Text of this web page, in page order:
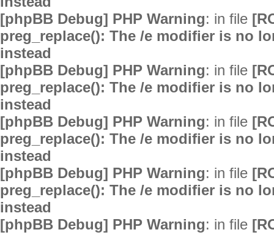
[phpBB Debug] PHP Warning: in file
preg_replace(): The /e modifier is no
instead
[phpBB Debug] PHP Warning: in file
preg_replace(): The /e modifier is no
instead
[phpBB Debug] PHP Warning: in file
preg_replace(): The /e modifier is no
instead
[phpBB Debug] PHP Warning: in file
preg_replace(): The /e modifier is no
instead
[phpBB Debug] PHP Warning: in file